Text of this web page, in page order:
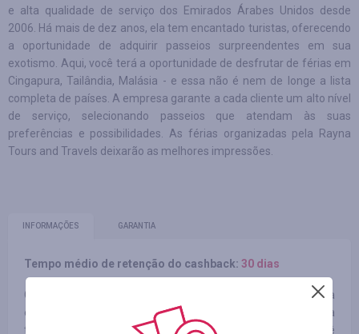
e alta qualidade de serviço dos Emirados Árabes Unidos desde
2006. Há mais de dez anos, ela tem encantado turistas, oferecendo
a oportunidade de adquirir passeios surpreendentes em sua
exotismo. Aqui, você terá a oportunidade de desfrutar de férias em
Cingapura, Tailândia, Malásia - e essa não é nem de longe a lista
completa de países. A empresa garante a cada cliente um alto nível
de serviço, selecionando passeios que atendam às suas
preferências e possibilidades. As férias organizadas pela Rayna
Tours and Travels deixarão as melhores impressões.
INFORMAÇÕES GARANTIA
Tempo médio de retenção do cashback: 30 dias
Graças ao entusiasmo, dedicação e trabalho árduo de toda a
equipe da Rayna, a empresa é considerada pioneira na
tendência de viagens e turismo. Não importa para onde você